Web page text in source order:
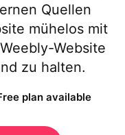
Quellen
mühelos mit
Website
zu halten.
plan available